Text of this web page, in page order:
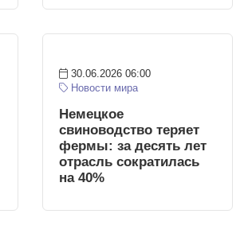
30.06.2026 06:00
Новости мира
Немецкое
свиноводство теряет
фермы: за десять лет
отрасль сократилась
на 40%